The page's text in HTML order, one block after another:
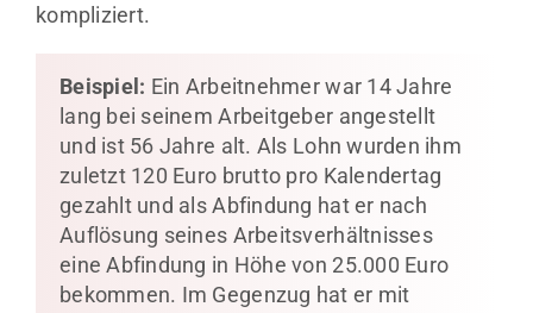
kompliziert.
Beispiel: Ein Arbeitnehmer war 14 Jahre
lang bei seinem Arbeitgeber angestellt
und ist 56 Jahre alt. Als Lohn wurden ihm
zuletzt 120 Euro brutto pro Kalendertag
gezahlt und als Abfindung hat er nach
Auflösung seines Arbeitsverhältnisses
eine Abfindung in Höhe von 25.000 Euro
bekommen. Im Gegenzug hat er mit